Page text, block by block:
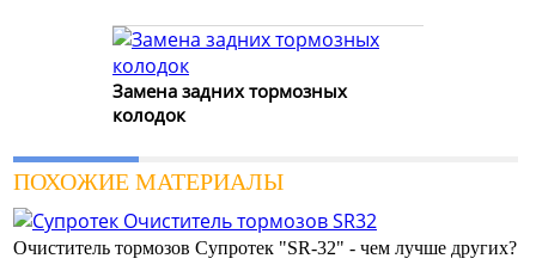
Замена задних тормозных
колодок
ПОХОЖИЕ МАТЕРИАЛЫ
Очиститель тормозов Супротек "SR-32" - чем лучше других?